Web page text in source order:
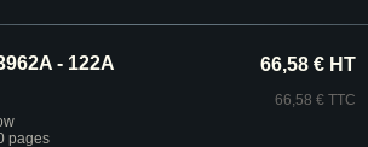
- 122A
pages
66,58 € HT
66,58 € TTC